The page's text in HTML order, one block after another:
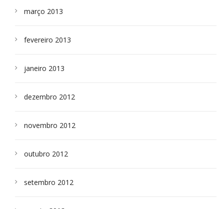
março 2013
fevereiro 2013
janeiro 2013
dezembro 2012
novembro 2012
outubro 2012
setembro 2012